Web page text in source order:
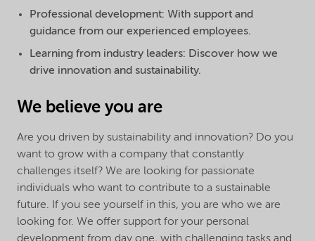
Professional development: With support and
guidance from our experienced employees.
Learning from industry leaders: Discover how we
drive innovation and sustainability.
We believe you are
Are you driven by sustainability and innovation? Do you
want to grow with a company that constantly
challenges itself? We are looking for passionate
individuals who want to contribute to a sustainable
future. If you see yourself in this, you are who we are
looking for. We offer support for your personal
development from day one, with challenging tasks and